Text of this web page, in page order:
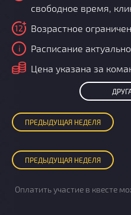
свободное время,
12 Возрастное
i Расписание
i Цена указана за
ПРЕДЫДУЩАЯ НЕДЕЛЯ
ПРЕДЫДУЩАЯ НЕДЕЛЯ
Оплатить участие в квесте